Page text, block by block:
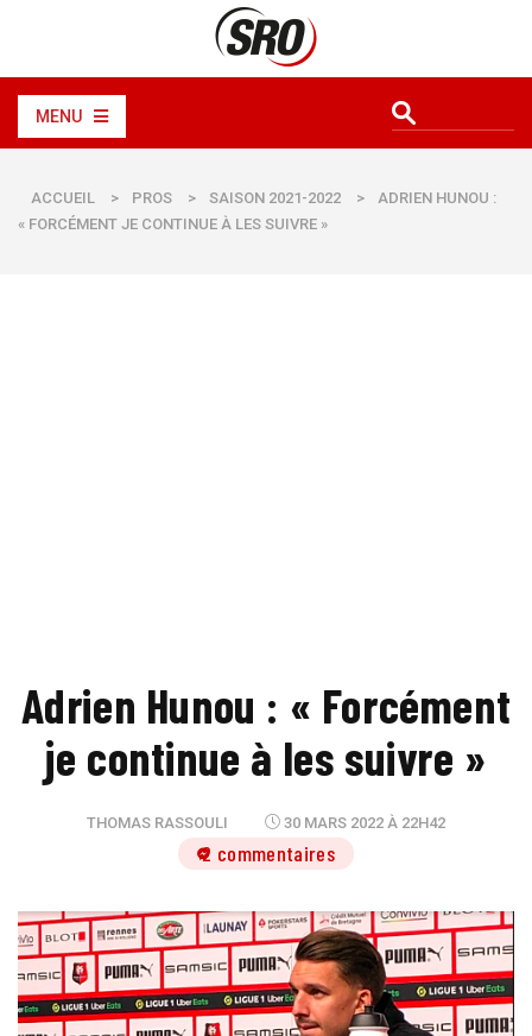
MENU
ACCUEIL > PROS > SAISON 2021-2022 >
ADRIEN HUNOU :
« FORCÉMENT JE CONTINUE À LES SUIVRE »
Adrien Hunou : « Forcément
je continue à les suivre »
THOMAS RASSOULI 30 MARS 2022 À 22H42
2 commentaires